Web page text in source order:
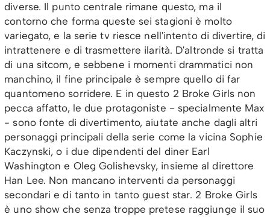
diverse. Il punto centrale rimane questo, ma il
contorno che forma queste sei stagioni è molto
variegato, e la serie tv riesce nell'intento di divertire, di
intrattenere e di trasmettere ilarità. D'altronde si tratta
di una sitcom, e sebbene i momenti drammatici non
manchino, il fine principale è sempre quello di far
quantomeno sorridere. E in questo 2 Broke Girls non
pecca affatto, le due protagoniste - specialmente Max
- sono fonte di divertimento, aiutate anche dagli altri
personaggi principali della serie come la vicina Sophie
Kaczynski, o i due dipendenti del diner Earl
Washington e Oleg Golishevsky, insieme al direttore
Han Lee. Non mancano interventi da personaggi
secondari e di tanto in tanto guest star. 2 Broke Girls
è uno show che senza troppe pretese raggiunge il suo